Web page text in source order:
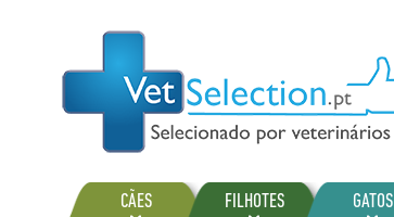
CÃES FILHOTES GATOS